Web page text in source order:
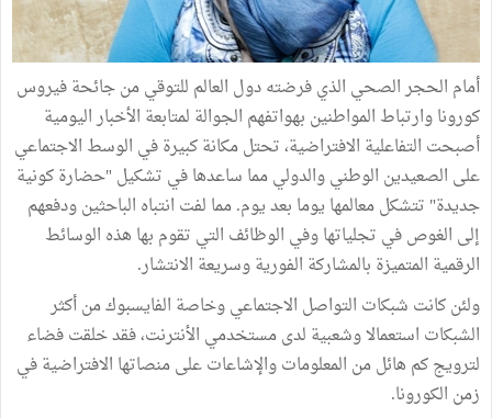
أمام الحجر الصحي الذي فرضته دول العالم للتوقي من جائحة فيروس
كورونا وارتباط المواطنين بهواتفهم الجوالة لمتابعة الأخبار اليومية
أصبحت التفاعلية الافتراضية، تحتل مكانة كبيرة في الوسط الاجتماعي
على الصعيدين الوطني والدولي مما ساعدها في تشكيل "حضارة كونية
جديدة" تتشكل معالمها يوما بعد يوم. مما لفت انتباه الباحثين ودفعهم
إلى الغوص في تجلياتها وفي الوظائف التي تقوم بها هذه الوسائط
الرقمية المتميزة بالمشاركة الفورية وسريعة الانتشار.
ولئن كانت شبكات التواصل الاجتماعي وخاصة الفايسبوك من أكثر
الشبكات استعمالا وشعبية لدى مستخدمي الأنترنت، فقد خلقت فضاء
لترويج كم هائل من المعلومات والإشاعات على منصاتها الافتراضية في
زمن الكورونا.